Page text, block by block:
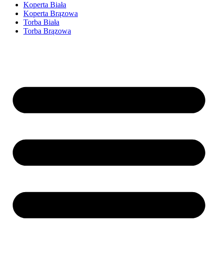
Koperta Biała
Koperta Brązowa
Torba Biała
Torba Brązowa